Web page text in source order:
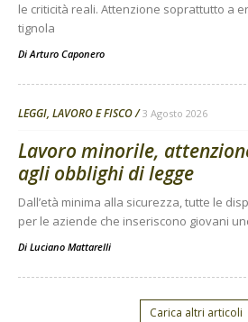
le criticità reali. Attenzione soprattutto a
tignola
DiArturo Caponero
LEGGI, LAVORO E FISCO 3 Agosto 2026
Lavoro minorile,
agli obblighi di legge
Dall’età minima alla sicurezza, tutte le
per le aziende che inseriscono giovani
Di Luciano Mattarelli
Carica altri articoli